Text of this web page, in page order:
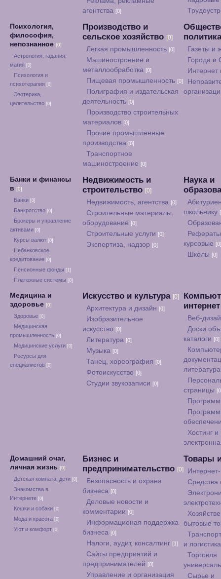
агентства [0]
Психология,
философия,
непознанное [0]
Астрология, гадания,
магия [0]
Психология и
психотерапия [0]
Эзотерика,
целительство [0]
Производство и
сельское хозяйство [0]
Легкая промышленность [0]
Машиностроение и
металлообработка [0]
Пищевая промышленность [0]
Полиграфия и издательская
деятельность [0]
Производство строительных
материалов [0]
Прочие промышленные
производства [0]
Транспортное
машиностроение [0]
Газеты и
Города и
Банки и финансы
в [0]
Банки [0]
Банкротство [0]
Брокеры и управление
активами [0]
Курсы валют [0]
Небанковское
кредитование [0]
Пенсионные фонды [1]
Платежные системы [0]
Недвижимость и
строительство [0]
Недвижимость, агентства [0]
Строительные материалы,
оборудование [0]
Строительные услуги [0]
Экспертиза, надзор [0]
Наука и
школьнику
курсовые [0]
Школы [0]
Медицина и
здоровье [0]
Здоровье [0]
Медицинская
промышленность [0]
Медицинские услуги [0]
Ресурсы для
специалистов [0]
Искусство и культура [0]
Архитектура и дизайн [0]
Изобразительное
искусство [0]
Литература [0]
Музыка [0]
Танец, хореография [0]
Фотоискусство [0]
Студии звукозаписи [0]
Веб-
Доски
каталоги [0]
страницы
Хостинг и
Домашний очаг,
личная жизнь [0]
Детская комната, дети [0]
Знакомства в
Интернете [0]
Кошки и собаки [0]
Мода и красота [0]
Уют и комфорт [0]
Бизнес и
предпринимательство [0]
Безопасность и охрана
бизнеса [0]
Деловые новости и
комментарии [0]
Информационая поддержка
бизнеса [0]
Налоги, аудит, консалтинг [1]
Сайты предприятий и
предпринимателей [0]
Управление и организация
Товары
Средства
бытовые
и
Торговля
Сырье и